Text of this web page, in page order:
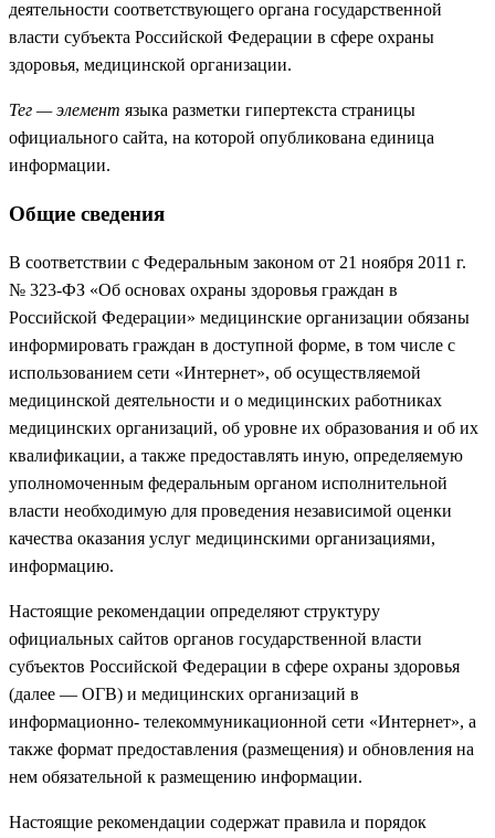
деятельности соответствующего органа государственной
власти субъекта Российской Федерации в сфере охраны
здоровья, медицинской организации.
Тег — элемент языка разметки гипертекста страницы
официального сайта, на которой опубликована единица
информации.
Общие сведения
В соответствии с Федеральным законом от 21 ноября 2011 г.
№ 323-ФЗ «Об основах охраны здоровья граждан в
Российской Федерации» медицинские организации обязаны
информировать граждан в доступной форме, в том числе с
использованием сети «Интернет», об осуществляемой
медицинской деятельности и о медицинских работниках
медицинских организаций, об уровне их образования и об их
квалификации, а также предоставлять иную, определяемую
уполномоченным федеральным органом исполнительной
власти необходимую для проведения независимой оценки
качества оказания услуг медицинскими организациями,
информацию.
Настоящие рекомендации определяют структуру
официальных сайтов органов государственной власти
субъектов Российской Федерации в сфере охраны здоровья
(далее — ОГВ) и медицинских организаций в
информационно- телекоммуникационной сети «Интернет», а
также формат предоставления (размещения) и обновления на
нем обязательной к размещению информации.
Настоящие рекомендации содержат правила и порядок